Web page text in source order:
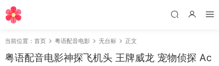
当前位置： 首页 粤语配音电影 无台标 正文
粤语配音电影神探飞机头 王牌威龙 宠物侦探 Ac